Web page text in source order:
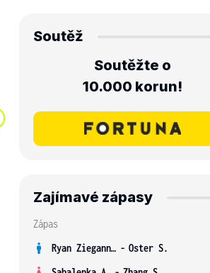
Soutěž
Soutěžte o
10.000 korun!
Zajímavé zápasy
Zápas
Ryan Ziegann S. - Oster S.